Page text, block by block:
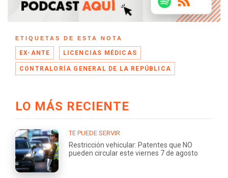
ETIQUETAS DE ESTA NOTA
EX-ANTE LICENCIAS MÉDICAS
CONTRALORÍA GENERAL DE LA REPÚBLICA
LO MÁS RECIENTE
TE PUEDE SERVIR
Restricción vehicular: Patentes que NO
pueden circular este viernes 7 de agosto